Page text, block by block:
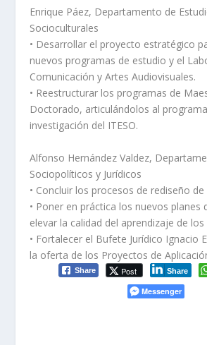
Enrique Páez, Departamento de
Socioculturales
• Desarrollar el proyecto estratégico
nuevos programas de estudio y el
Comunicación y Artes Audiovisuales.
• Reestructurar los programas de
Doctorado, articulándolos al
investigación del ITESO.
Alfonso Hernández Valdez,
Sociopolíticos y Jurídicos
• Concluir los procesos de rediseño
• Poner en práctica los nuevos planes
elevar la calidad del aprendizaje de
• Fortalecer el Bufete Jurídico Ignacio
la oferta de los Proyectos de
Share Post Share
Messenger